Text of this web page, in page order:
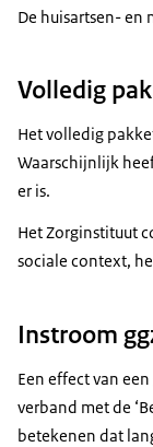
De huisartsen- en
Volledig
Het volledig
Waarschijnlijk
er is.
Het Zorginstituut
sociale context,
Instroom
Een effect van
verband met de
betekenen dat